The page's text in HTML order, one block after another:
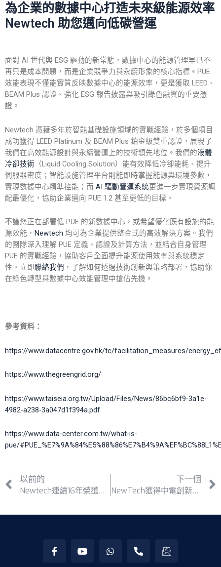
為企業的數據中心打造未來級能源效率
Newtech 助您邁向低碳營運
面對 AI 世代與 ESG 驅動的新常態，數據中心的能源管理早已不
再只是成本問題，而是企業競爭力與永續形象的核心指標。PUE
效能表現不僅能實質反映數據中心的能源效率，更是獲取 LEED、
BEAM Plus 認證、強化 ESG 報告披露與吸引綠色融資的重要憑
證。
Newtech 憑藉多年於智能基礎設施領域的實戰經驗，於多個項目
成功獲得 LEED Platinum 及 BEAM Plus 鉑金級雙重認證，展現了
我們在高效能源設計與永續營運上的技術領先地位。我們的液體
冷卻技術 （Liquid Cooling Solution）能有效降低冷卻能耗、提升
伺服器密度；智能設施管理平台則能即時掌握能源與環境參數，
實現數據中心精準控能；而 AI 驅動營運系統更進一步實現資源調
配最優化，協助企業邁向 PUE 1.2 甚至更低的目標。
不論您正在部署低 PUE 的新數據中心，或希望優化既有設施的能
源效能， Newtech 均可為企業提供整合式的高效解決方案。我們
的團隊深入理解 PUE 定義 、 認證及計算方法 ，並結合自身管理
PUE 的實戰經驗，協助客戶全面提升能源使用效率與系統穩定
性。立即聯絡我們 ，了解如何透過技術創新與策略部署，協助你
在綠色轉型與數據中心效能管理中搶佔先機。
參考資料：
https://www.datacentre.gov.hk/tc/facilitation_measures/
https://www.thegreengrid.org/
https://www.taiseia.org.tw/Upload/Files/News/86bc6bf9-3a1e-
4982-a238-3a047d1f394a.pdf
https://www.data-center.com.tw/what-is-
pue/
以前的
Newtech連續16年榮獲「商界展關懷」標誌
下一個
NewTech獲得中電創新節能企業大獎